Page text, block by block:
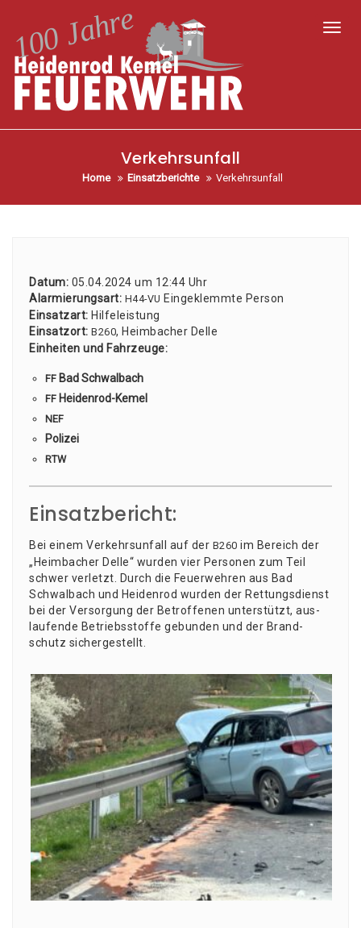
Verkehrsunfall
Home Einsatzberichte Verkehrsunfall
Datum: 05.04.2024 um 12:44 Uhr
Alar­mie­rungs­art: H44-VU Ein­ge­klemm­te Per­son
Ein­satz­art: Hil­fe­leis­tung
Ein­satz­ort: B260, Heim­ba­cher Del­le
Ein­hei­ten und Fahr­zeu­ge:
FF Bad Schwalbach
FF Hei­den­rod-Kemel
NEF
Poli­zei
RTW
Einsatzbericht:
Bei einem Ver­kehrs­un­fall auf der B260 im Bereich der
„Heim­ba­cher Del­le“ wur­den vier Per­so­nen zum Teil
schwer ver­letzt. Durch die Feu­er­weh­ren aus Bad
Schwal­bach und Hei­den­rod wur­den der Ret­tungs­dienst
bei der Ver­sor­gung der Betrof­fe­nen unter­stützt, aus­
lau­fen­de Betriebs­stof­fe gebun­den und der Brand­
schutz sichergestellt.